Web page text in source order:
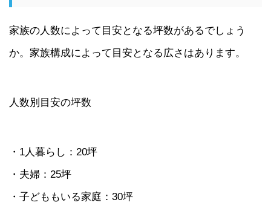
家族の人数によって目安となる坪数があるでしょう
か。家族構成によって目安となる広さはあります。
人数別目安の坪数
・1人暮らし：20坪
・夫婦：25坪
・子どももいる家庭：30坪